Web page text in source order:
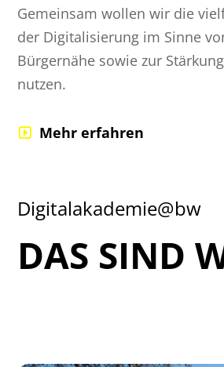
Gemeinsam wollen wir die
der Digitalisierung im Sinne
Bürgernähe sowie zur
nutzen.
Mehr erfahren
Digitalakademie@bw
DAS SIND